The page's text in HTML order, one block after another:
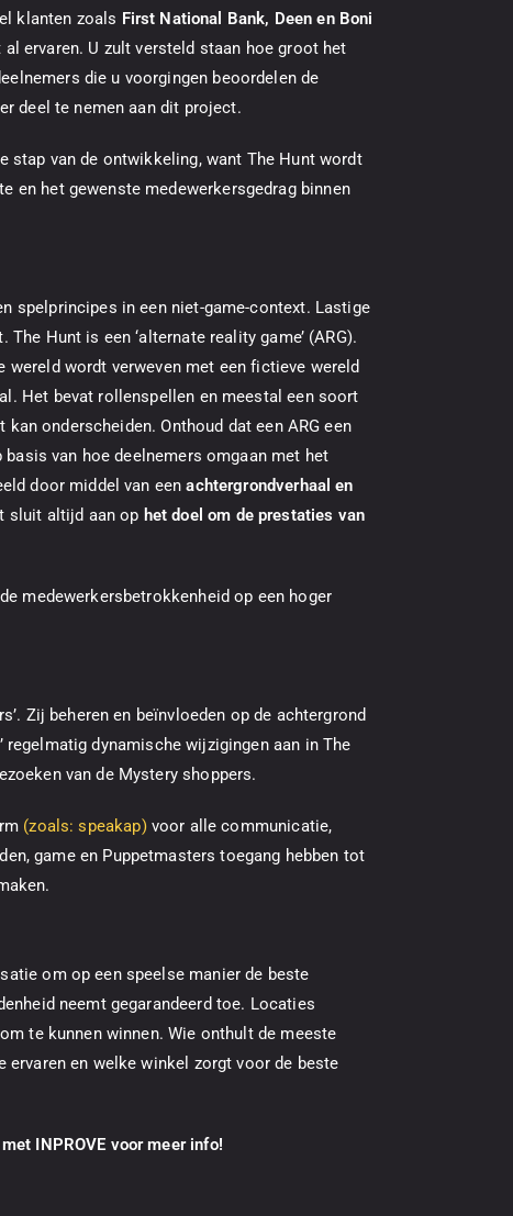
klanten zoals First National Bank, Deen en Boni
ervaren. U zult versteld staan hoe groot het
die u voorgingen beoordelen de
deel te nemen aan dit project.
stap van de ontwikkeling, want The Hunt wordt
en het gewenste medewerkersgedrag binnen
spelprincipes in een niet-game-context. Lastige
Hunt is een ‘alternate reality game’ (ARG).
wereld wordt verweven met een fictieve wereld
Het bevat rollenspellen en meestal een soort
onderscheiden. Onthoud dat een ARG een
van hoe deelnemers omgaan met het
door middel van eenachtergrondverhaal en
sluit altijd aan op het doel om de prestaties van
medewerkersbetrokkenheid op een hoger
Zij beheren en beïnvloeden op de achtergrond
’ regelmatig dynamische wijzigingen aan in The
van de Mystery shoppers.
(zoals: speakap)voor alle communicatie,
game en Puppetmasters toegang hebben tot
om op een speelse manier de beste
neemt gegarandeerd toe. Locaties
te kunnen winnen. Wie onthult de meeste
en welke winkel zorgt voor de beste
INPROVE voor meer info!